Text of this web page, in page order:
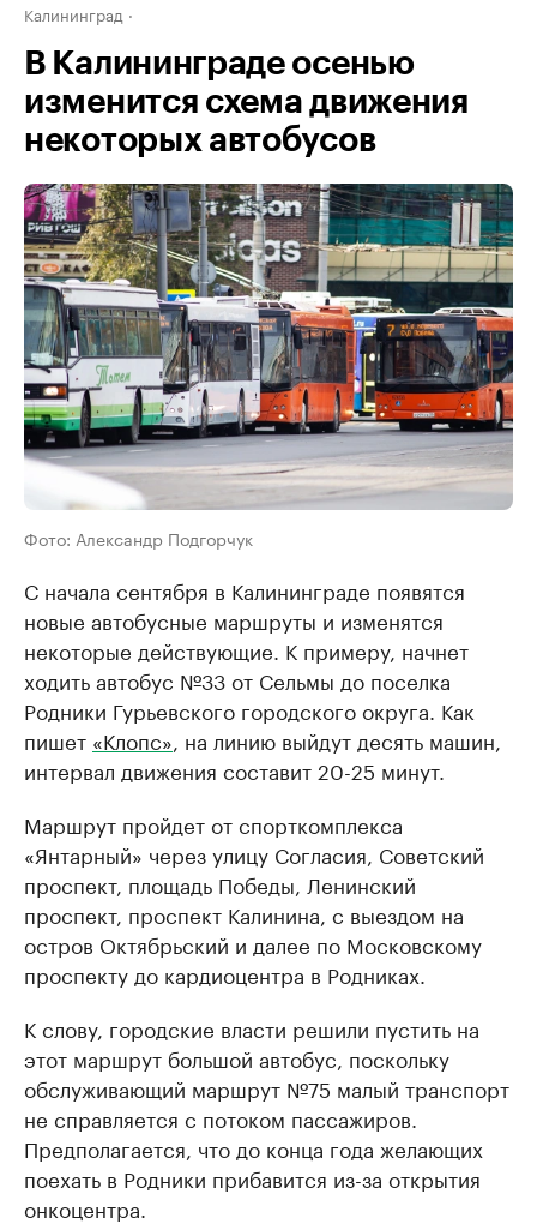
Калининград
В Калининграде осенью
изменится схема движения
некоторых автобусов
Фото: Александр Подгорчук
С начала сентября в Калининграде появятся
новые автобусные маршруты и изменятся
некоторые действующие. К примеру, начнет
ходить автобус №33 от Сельмы до поселка
Родники Гурьевского городского округа. Как
пишет «Клопс» , на линию выйдут десять машин,
интервал движения составит 20-25 минут.
Маршрут пройдет от спорткомплекса
«Янтарный» через улицу Согласия, Советский
проспект, площадь Победы, Ленинский
проспект, проспект Калинина, с выездом на
остров Октябрьский и далее по Московскому
проспекту до кардиоцентра в Родниках.
К слову, городские власти решили пустить на
этот маршрут большой автобус, поскольку
обслуживающий маршрут №75 малый транспорт
не справляется с потоком пассажиров.
Предполагается, что до конца года желающих
поехать в Родники прибавится из-за открытия
онкоцентра.